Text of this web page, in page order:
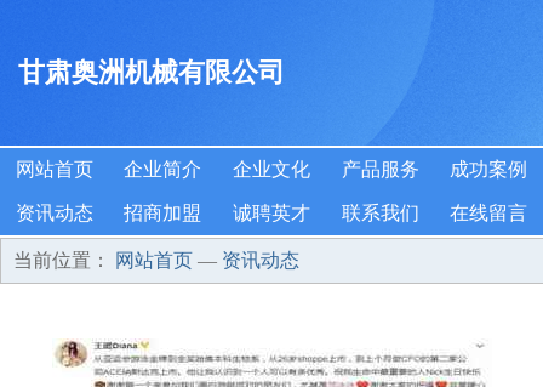
甘肃奥洲机械有限公司
网站首页 企业简介 企业文化 产品服务 成功案例
资讯动态 招商加盟 诚聘英才 联系我们 在线留言
当前位置： 网站首页 — 资讯动态